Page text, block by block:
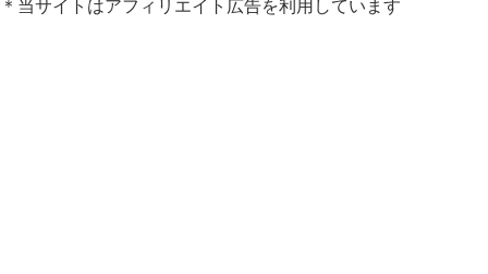
＊当サイトはアフィリエイト広告を利用しています